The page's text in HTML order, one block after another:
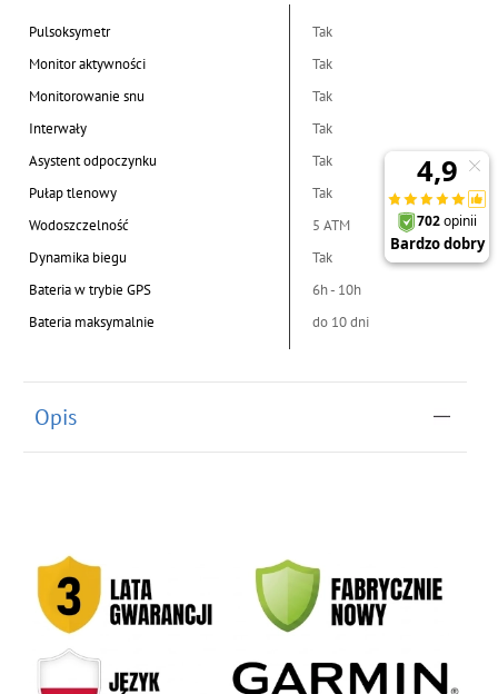
Pulsoksymetr
Tak
Monitor aktywności
Tak
Monitorowanie snu
Tak
Interwały
Tak
Asystent odpoczynku
Tak
Pułap tlenowy
Tak
Wodoszczelność
5 ATM
Dynamika biegu
Tak
Bateria w trybie GPS
6h - 10h
Bateria maksymalnie
do 10 dni
Opis